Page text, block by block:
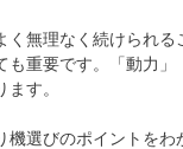
無理なく続けられる
重要です。「動力
す。
選びのポイントをわ